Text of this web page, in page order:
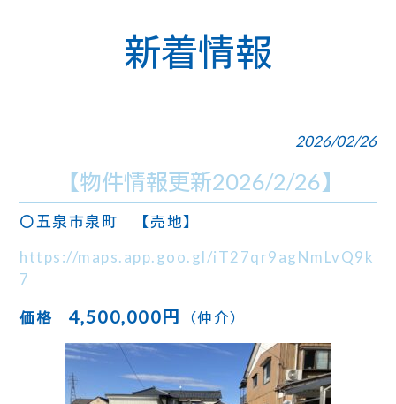
新着情報
2026/02/26
【物件情報更新2026/2/26】
〇五泉市泉町 【売地】
https://maps.app.goo.gl/iT27qr9agNmLvQ9k
7
価格 4,500,000円 （仲介）